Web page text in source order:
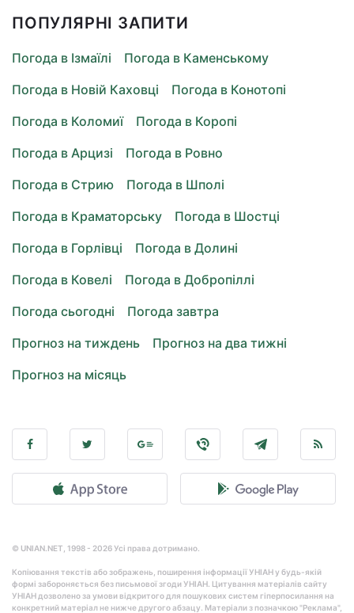
ПОПУЛЯРНІ ЗАПИТИ
Погода в Ізмаїлі
Погода в Каменському
Погода в Новій Каховці
Погода в Конотопі
Погода в Коломиї
Погода в Коропі
Погода в Арцизі
Погода в Ровно
Погода в Стрию
Погода в Шполі
Погода в Краматорську
Погода в Шостці
Погода в Горлівці
Погода в Долині
Погода в Ковелі
Погода в Добропіллі
Погода сьогодні
Погода завтра
Прогноз на тиждень
Прогноз на два тижні
Прогноз на місяць
© UNIAN.NET, 1998 - 2026 Усі права дотримано.
Копіювання текстів або зображень, поширення інформації УНІАН у будь-якій
формі забороняється без письмової згоди УНІАН. Цитування матеріалів сайту
УНІАН дозволено за умови відкритого для пошукових систем гіперпосилання на
конкретний матеріал не нижче другого абзацу. Матеріали з позначкою "Реклама",